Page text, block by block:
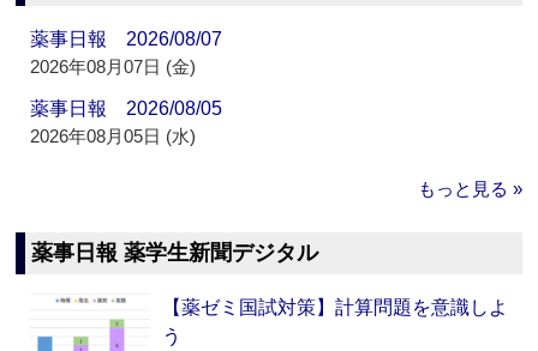
薬事日報 2026/08/07
2026年08月07日 (金)
薬事日報 2026/08/05
2026年08月05日 (水)
もっと見る »
薬事日報 薬学生新聞デジタル
【薬ゼミ国試対策】計算問題を意識しよ
う